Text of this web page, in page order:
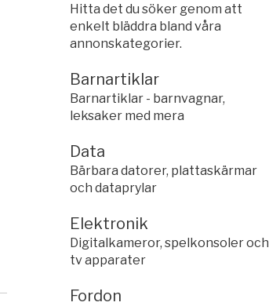
Hitta det du söker genom att
enkelt bläddra bland våra
annonskategorier.
Barnartiklar
Barnartiklar - barnvagnar,
leksaker med mera
Data
Bärbara datorer, plattaskärmar
och dataprylar
Elektronik
Digitalkameror, spelkonsoler och
tv apparater
Fordon